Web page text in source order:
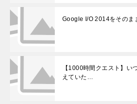
Google I/O 2014をそのま
【1000時間クエスト】い
えていた…